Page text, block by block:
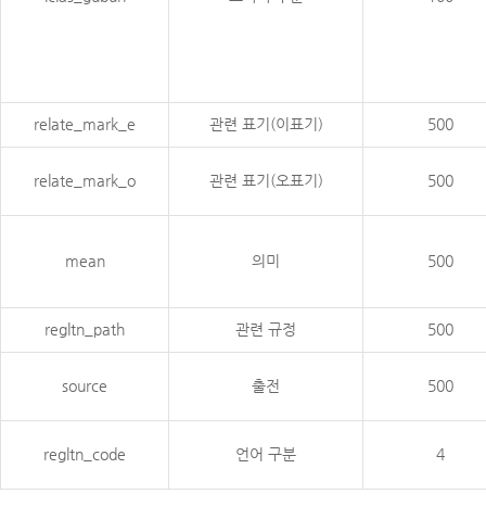
relate_mark_e 관련 표기(이표기) 500
relate_mark_o 관련 표기(오표기) 500
mean 의미 500
regltn_path 관련 규정 500
source 출전 500
regltn_code 언어 구분 4